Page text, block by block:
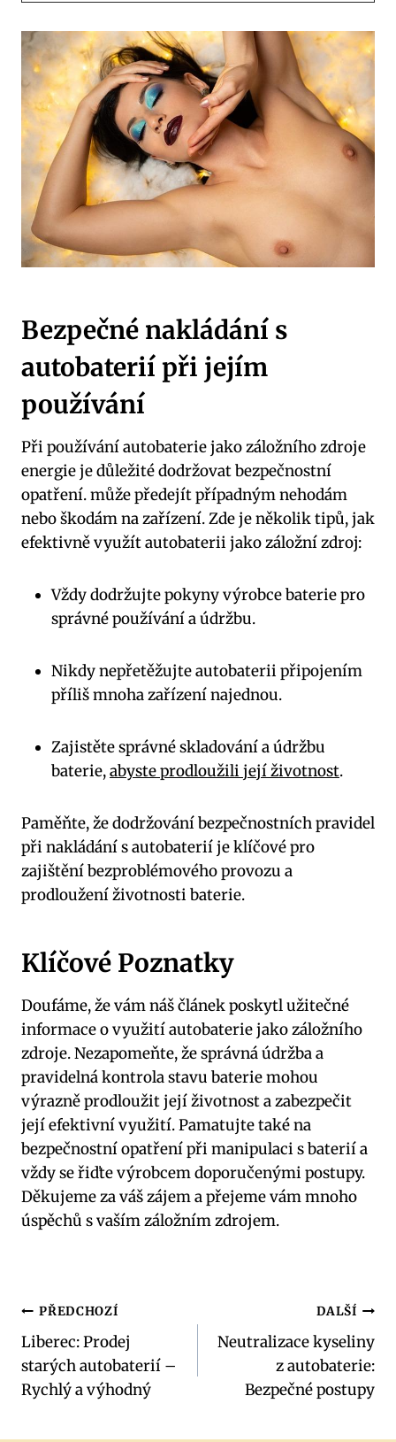
Bezpečné nakládání s
autobaterií při jejím
používání
Při‌ používání autobaterie jako záložního zdroje
energie je důležité ⁢dodržovat bezpečnostní
opatření. může předejít případným nehodám
nebo škodám na zařízení.⁤ Zde je několik tipů,⁣ jak
efektivně využít autobaterii jako záložní zdroj:
Vždy dodržujte pokyny výrobce‍ baterie pro
správné používání a údržbu.
Nikdy nepřetěžujte autobaterii ‍připojením
příliš mnoha zařízení najednou.
Zajistěte⁤ správné skladování a údržbu
baterie, ‌abyste prodloužili její životnost.
Paměňte, že dodržování bezpečnostních ⁢pravidel
‍při nakládání s autobaterií je ⁢klíčové pro⁤
zajištění bezproblémového ⁣provozu a
prodloužení ⁤životnosti baterie.
Klíčové Poznatky
Doufáme, že vám náš článek poskytl užitečné
informace o využití autobaterie jako ⁣záložního
zdroje. Nezapomeňte, že správná údržba a
pravidelná kontrola stavu baterie mohou
výrazně prodloužit její životnost a zabezpečit
její efektivní ⁣využití. Pamatujte také ⁣na
bezpečnostní opatření při manipulaci s baterií a
vždy ‍se řiďte ‌výrobcem doporučenými⁤ postupy.
Děkujeme za váš zájem a přejeme vám mnoho
⁣úspěchů s vaším záložním zdrojem.
Navigace
pro
příspěvek
PŘEDCHOZÍ
Liberec: Prodej
starých autobaterií –
Rychlý a výhodný
DALŠÍ
Neutralizace kyseliny
z autobaterie:
Bezpečné postupy